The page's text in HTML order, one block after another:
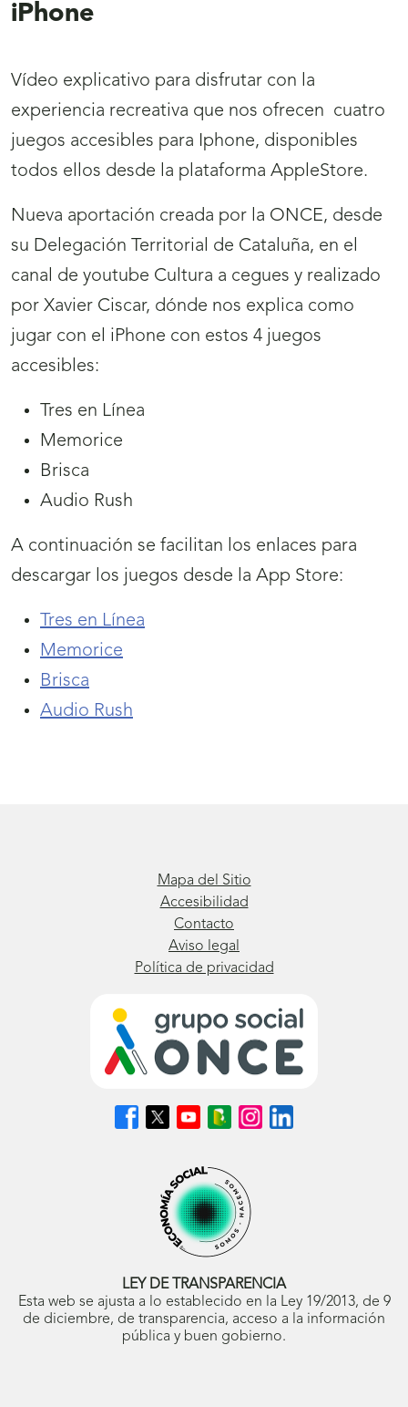
iPhone
Vídeo explicativo para disfrutar con la
experiencia recreativa que nos ofrecen cuatro
juegos accesibles para Iphone, disponibles
todos ellos desde la plataforma AppleStore.
Nueva aportación creada por la ONCE, desde
su Delegación Territorial de Cataluña, en el
canal de youtube Cultura a cegues y realizado
por Xavier Ciscar, dónde nos explica como
jugar con el iPhone con estos 4 juegos
accesibles:
Tres en Línea
Memorice
Brisca
Audio Rush
A continuación se facilitan los enlaces para
descargar los juegos desde la App Store:
Tres en Línea
Memorice
Brisca
Audio Rush
Mapa del Sitio
Accesibilidad
Contacto
Aviso legal
Política de privacidad
Síguenos
en
ventana
Síguenos
en
abrirá
en
ventana
nueva)
Síguenos
en
abrirá
en
ventana
nueva)
Síguenos
en
Blog
ONCE
(se
abrirá
en
ventana
Síguenos
en
abrirá
en
ventana
nueva)
Síguenos
en
LEY DE TRANSPARENCIA
Esta web se ajusta a lo establecido en la Ley 19/2013, de 9
de diciembre, de transparencia, acceso a la información
pública y buen gobierno.